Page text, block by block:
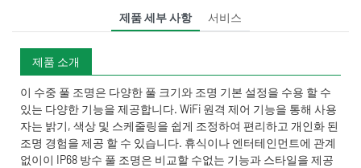
제품 세부 사항 서비스
제품 소개
이 수중 풀 조명은 다양한 풀 크기와 조명 기본 설정을 수용 할 수
있는 다양한 기능을 제공합니다. WiFi 원격 제어 기능을 통해 사용
자는 밝기, 색상 및 스케줄링을 쉽게 조정하여 편리하고 개인화 된
조명 경험을 제공 할 수 있습니다. 휴식이나 엔터테인먼트에 관계
없이이 IP68 방수 풀 조명은 비교할 수없는 기능과 스타일을 제공